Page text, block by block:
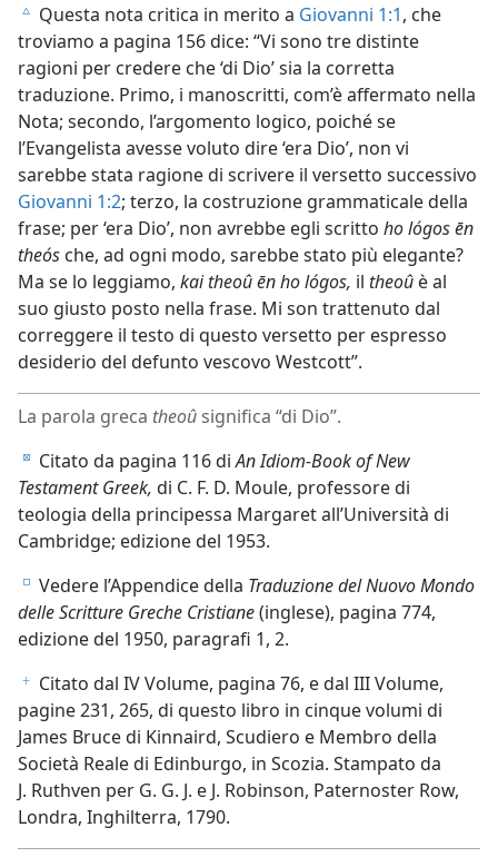
c Questa nota critica in merito a Giovanni 1:1, che
troviamo a pagina 156 dice: “Vi sono tre distinte
ragioni per credere che ‘di Dio’ sia la corretta
traduzione. Primo, i manoscritti, com’è affermato nella
Nota; secondo, l’argomento logico, poiché se
l’Evangelista avesse voluto dire ‘era Dio’, non vi
sarebbe stata ragione di scrivere il versetto successivo
Giovanni 1:2; terzo, la costruzione grammaticale della
frase; per ‘era Dio’, non avrebbe egli scritto ho lógos ēn
theós che, ad ogni modo, sarebbe stato più elegante?
Ma se lo leggiamo, kai theoû ēn ho lógos, il theoû è al
suo giusto posto nella frase. Mi son trattenuto dal
correggere il testo di questo versetto per espresso
desiderio del defunto vescovo Westcott”.
La parola greca theoû significa “di Dio”.
d Citato da pagina 116 diAn Idiom-Book of New
Testament Greek, di C. F. D. Moule, professore di
teologia della principessa Margaret all’Università di
Cambridge; edizione del 1953.
e Vedere l’Appendice della Traduzione del Nuovo Mondo
delle Scritture Greche Cristiane(inglese), pagina 774,
edizione del 1950, paragrafi 1, 2.
f Citato dal IV Volume, pagina 76, e dal III Volume,
pagine 231, 265, di questo libro in cinque volumi di
James Bruce di Kinnaird, Scudiero e Membro della
Società Reale di Edinburgo, in Scozia. Stampato da
J. Ruthven per G. G. J. e J. Robinson, Paternoster Row,
Londra, Inghilterra, 1790.